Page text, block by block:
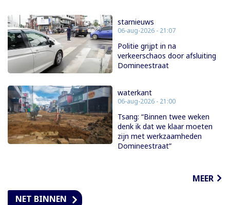
starnieuws
06-aug-2026 - 21:07
Politie grijpt in na
verkeerschaos door afsluiting
Domineestraat
waterkant
06-aug-2026 - 21:00
Tsang: “Binnen twee weken
denk ik dat we klaar moeten
zijn met werkzaamheden
Domineestraat”
MEER
NET BINNEN